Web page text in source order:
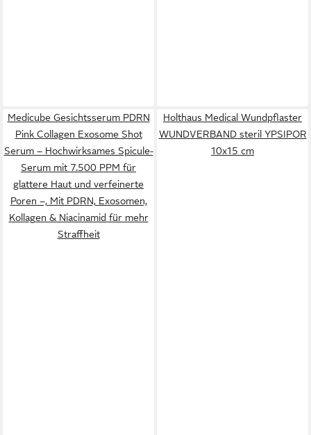
Medicube Gesichtsserum PDRN
Pink Collagen Exosome Shot
Serum – Hochwirksames Spicule-
Serum mit 7.500 PPM für
glattere Haut und verfeinerte
Poren –, Mit PDRN, Exosomen,
Kollagen & Niacinamid für mehr
Straffheit
Holthaus Medical Wundpflaster
WUNDVERBAND steril YPSIPOR
10x15 cm